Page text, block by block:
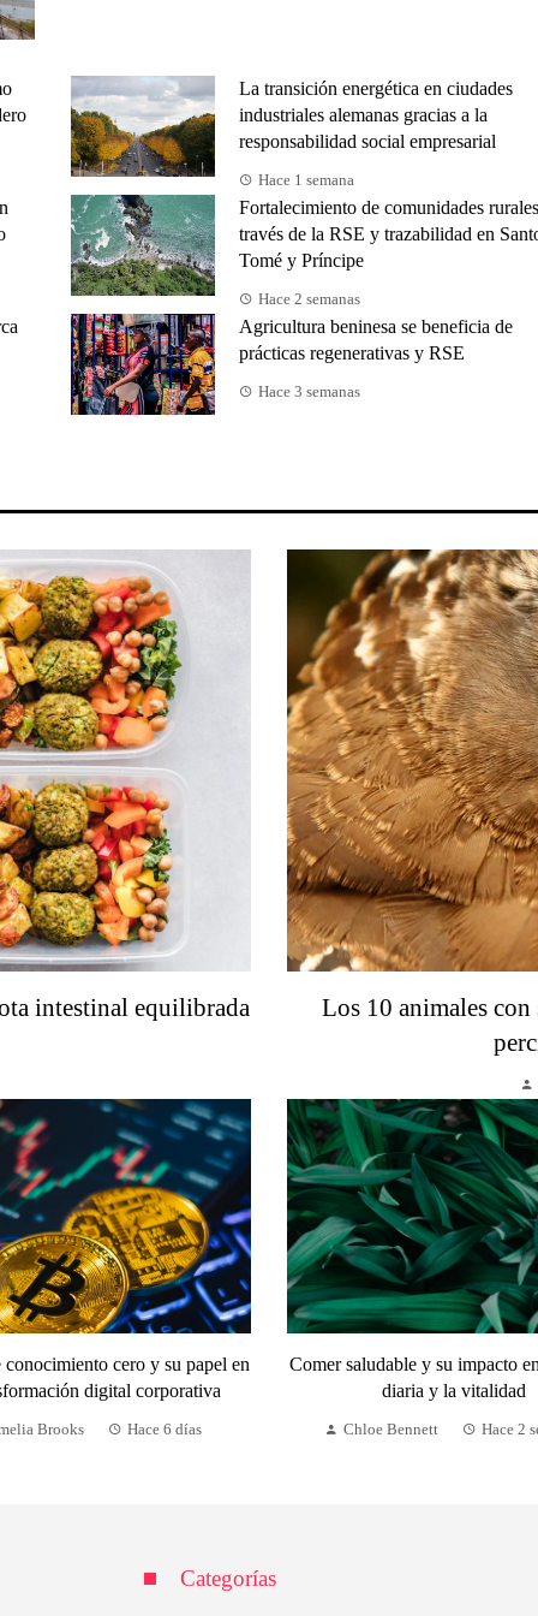
La transición energética en ciudades
industriales alemanas gracias a la
responsabilidad social empresarial
Hace 1 semana
Fortalecimiento de comunidades
través de la RSE y trazabilidad en
Tomé y Príncipe
Hace 2 semanas
Agricultura beninesa se beneficia de
prácticas regenerativas y RSE
Hace 3 semanas
intestinal equilibrada
Los 10 animales
conocimiento cero y su papel en
digital corporativa
Brooks Hace 6 días
Comer saludable y su impacto
diaria y la vitalidad
Chloe Bennett Hace 2
Categorías